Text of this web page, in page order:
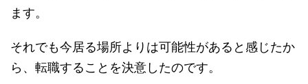
ます。
それでも今居る場所よりは可能性があると感じたか
ら、転職することを決意したのです。